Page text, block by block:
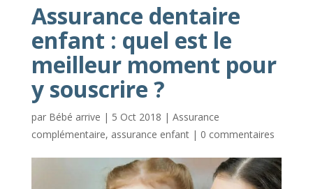
Assurance dentaire
enfant : quel est le
meilleur moment pour
y souscrire ?
par Bébé arrive | 5 Oct 2018 | Assurance
complémentaire, assurance enfant| 0 commentaires